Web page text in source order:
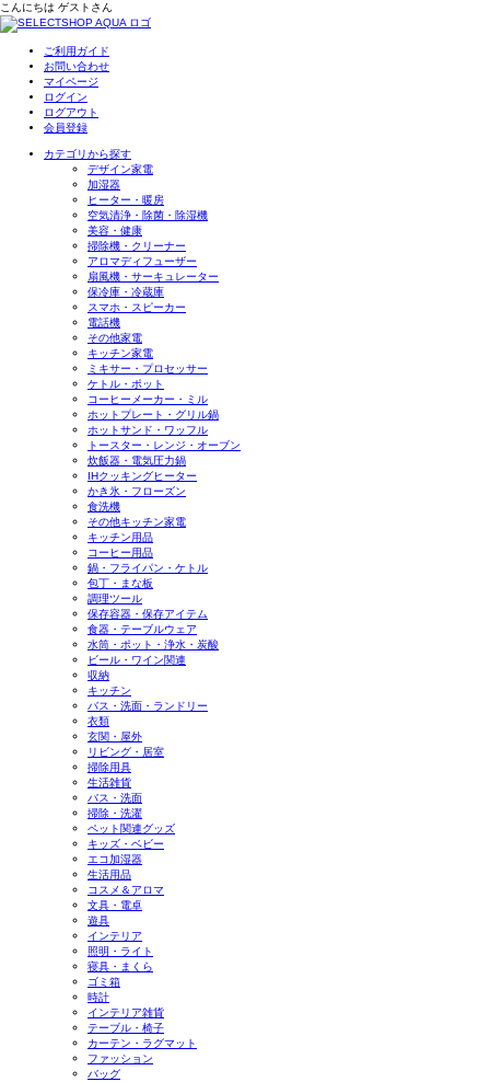
こんにちは ゲスト さん
ご利用ガイド
お問い合わせ
マイページ
ログイン
ログアウト
会員登録
カテゴリから探す
デザイン家電
加湿器
ヒーター・暖房
空気清浄・除菌・除湿機
美容・健康
掃除機・クリーナー
アロマディフューザー
扇風機・サーキュレーター
保冷庫・冷蔵庫
スマホ・スピーカー
電話機
その他家電
キッチン家電
ミキサー・プロセッサー
ケトル・ポット
コーヒーメーカー・ミル
ホットプレート・グリル鍋
ホットサンド・ワッフル
トースター・レンジ・オーブン
炊飯器・電気圧力鍋
IHクッキングヒーター
かき氷・フローズン
食洗機
その他キッチン家電
キッチン用品
コーヒー用品
鍋・フライパン・ケトル
包丁・まな板
調理ツール
保存容器・保存アイテム
食器・テーブルウェア
水筒・ポット・浄水・炭酸
ビール・ワイン関連
収納
キッチン
バス・洗面・ランドリー
衣類
玄関・屋外
リビング・居室
掃除用具
生活雑貨
バス・洗面
掃除・洗濯
ペット関連グッズ
キッズ・ベビー
エコ加湿器
生活用品
コスメ＆アロマ
文具・電卓
遊具
インテリア
照明・ライト
寝具・まくら
ゴミ箱
時計
インテリア雑貨
テーブル・椅子
カーテン・ラグマット
ファッション
バッグ